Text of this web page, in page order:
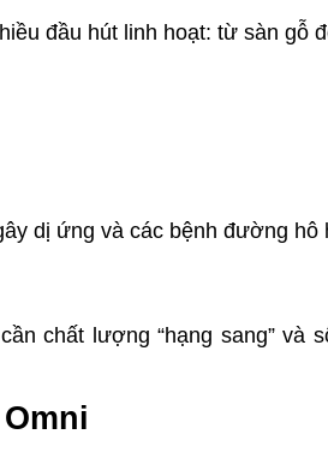
đầu hút linh hoạt: từ sàn gỗ
dị ứng và các bệnh đường hô
chất lượng “hạng sang” và